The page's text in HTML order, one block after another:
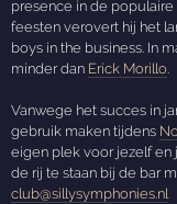
presence in de
feesten verovert hij het
boys in the business. In
minder dan Erick Morillo
Vanwege het succes in
gebruik maken tijdens
eigen plek voor jezelf en
de rij te staan bij de bar
club@sillysymphonies.nl